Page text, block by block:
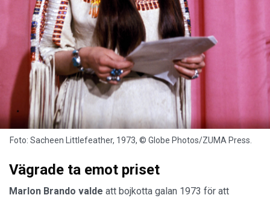
Foto: Sacheen Littlefeather, 1973, © Globe Photos/ZUMA Press.
Vägrade ta emot priset
Marlon Brando valde att bojkotta galan 1973 för att